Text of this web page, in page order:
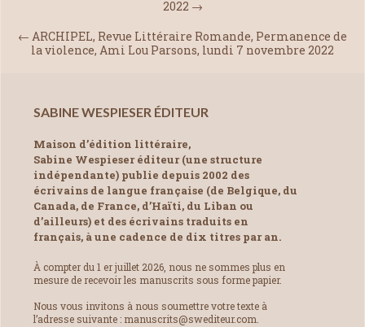
2022 →
← ARCHIPEL, Revue Littéraire Romande, Permanence de
la violence, Ami Lou Parsons, lundi 7 novembre 2022
SABINE WESPIESER ÉDITEUR
Maison d’édition littéraire,
Sabine Wespieser éditeur (une structure
indépendante) publie depuis 2002 des
écrivains de langue française (de Belgique, du
Canada, de France, d’Haïti, du Liban ou
d’ailleurs) et des écrivains traduits en
français, à une cadence de dix titres par an.
À compter du 1 er juillet 2026, nous ne sommes plus en
mesure de recevoir les manuscrits sous forme papier.
Nous vous invitons à nous soumettre votre texte à
l’adresse suivante : manuscrits@swediteur.com.